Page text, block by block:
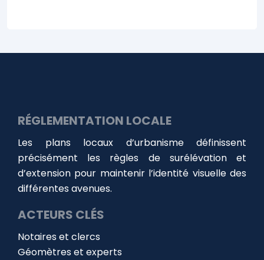
RÉGLEMENTATION LOCALE
Les plans locaux d’urbanisme définissent
précisément les règles de surélévation et
d’extension pour maintenir l’identité visuelle des
différentes avenues.
ACTEURS CLÉS
Notaires et clercs
Géomètres et experts